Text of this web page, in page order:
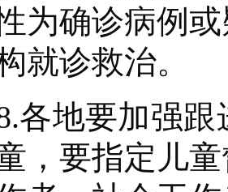
为确诊病例
就诊救治。
地要加强跟
，要指定儿